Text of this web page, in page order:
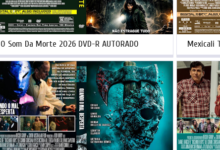
O Som Da Morte 2026 DVD-R AUTORADO Mexicali